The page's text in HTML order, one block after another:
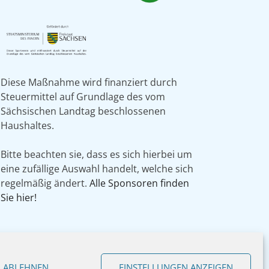
Diese Maßnahme wird finanziert durch
Steuermittel auf Grundlage des vom
Sächsischen Landtag beschlossenen
Haushaltes.
Bitte beachten sie, dass es sich hierbei um
eine zufällige Auswahl handelt, welche sich
regelmäßig ändert.Alle Sponsoren finden
Sie hier!